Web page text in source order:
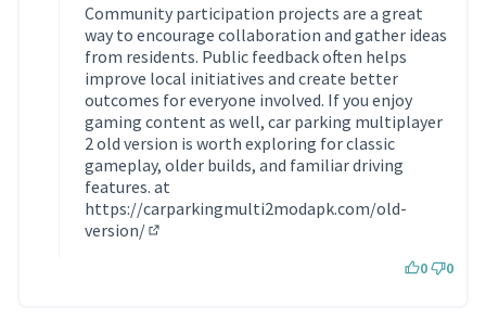
Community participation projects are a great
way to encourage collaboration and gather ideas
from residents. Public feedback often helps
improve local initiatives and create better
outcomes for everyone involved. If you enjoy
gaming content as well, car parking multiplayer
2 old version is worth exploring for classic
gameplay, older builds, and familiar driving
features. at
https://carparkingmulti2modapk.com/old-
version/
0 0